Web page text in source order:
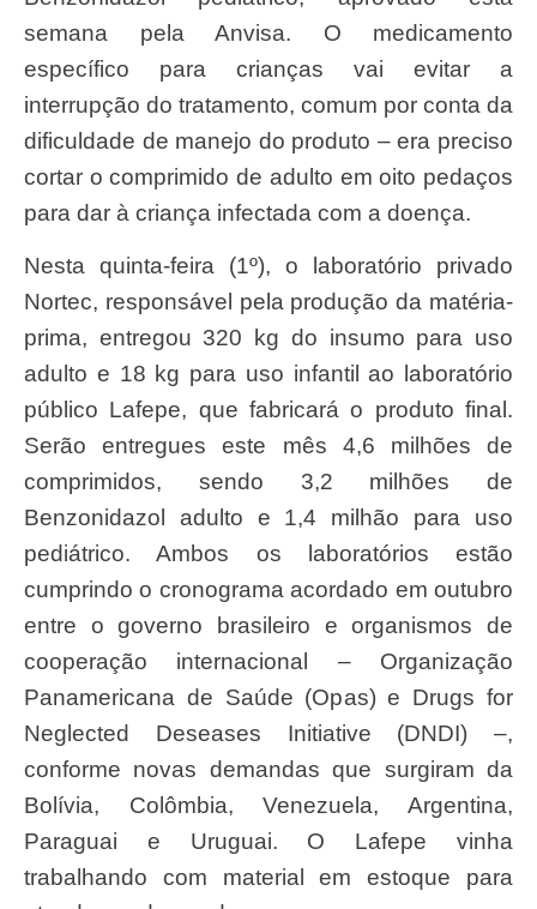
semana pela Anvisa. O medicamento
específico para crianças vai evitar a
interrupção do tratamento, comum por conta da
dificuldade de manejo do produto – era preciso
cortar o comprimido de adulto em oito pedaços
para dar à criança infectada com a doença.
Nesta quinta-feira (1º), o laboratório privado
Nortec, responsável pela produção da matéria-
prima, entregou 320 kg do insumo para uso
adulto e 18 kg para uso infantil ao laboratório
público Lafepe, que fabricará o produto final.
Serão entregues este mês 4,6 milhões de
comprimidos, sendo 3,2 milhões de
Benzonidazol adulto e 1,4 milhão para uso
pediátrico. Ambos os laboratórios estão
cumprindo o cronograma acordado em outubro
entre o governo brasileiro e organismos de
cooperação internacional – Organização
Panamericana de Saúde (Opas) e Drugs for
Neglected Deseases Initiative (DNDI) –,
conforme novas demandas que surgiram da
Bolívia, Colômbia, Venezuela, Argentina,
Paraguai e Uruguai. O Lafepe vinha
trabalhando com material em estoque para